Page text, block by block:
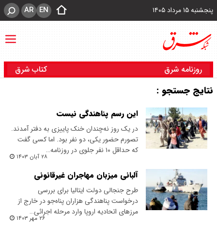
پنجشنبه ۱۵ مرداد ۱۴۰۵ EN
AR
روزنامه شرق کتاب شرق
نتایج جستجو :
این رسم پناهندگی نیست
در یک روز نه‌چندان خنک پاییزی به دفتر آمدند.
تصورم حضور یکی، دو نفر بود. اما کسی گفت
که حداقل ۱۰ نفر جلوی در روزنامه…
۲۸ آبان ۱۴۰۳
آلبانی میزبان مهاجران غیرقانونی
طرح جنجالی دولت ایتالیا برای بررسی
درخواست پناهندگی هزاران پناه‌جو در خارج از
مرزهای اتحادیه اروپا وارد مرحله اجرائی…
۲۶ مهر ۱۴۰۳